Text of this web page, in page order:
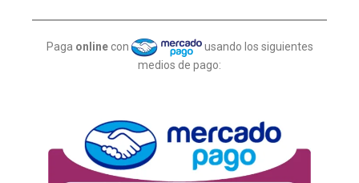
Paga online con
usando los siguientes
medios de pago: